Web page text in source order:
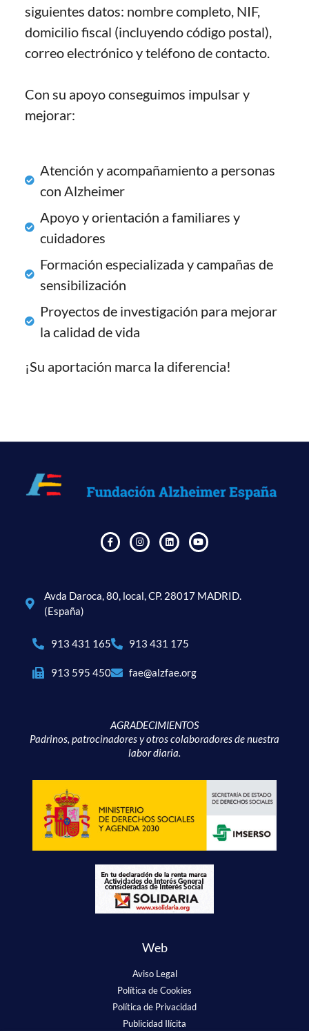
siguientes datos: nombre completo, NIF,
domicilio fiscal (incluyendo código postal),
correo electrónico y teléfono de contacto.
Con su apoyo conseguimos impulsar y
mejorar:
Atención y acompañamiento a personas
con Alzheimer
Apoyo y orientación a familiares y
cuidadores
Formación especializada y campañas de
sensibilización
Proyectos de investigación para mejorar
la calidad de vida
¡Su aportación marca la diferencia!
Avda Daroca, 80, local, CP. 28017 MADRID.
(España)
913 431 165 913 431 175
913 595 450 fae@alzfae.org
AGRADECIMIENTOS
Padrinos, patrocinadores y otros colaboradores de nuestra
labor diaria.
Web
Aviso Legal
Política de Cookies
Política de Privacidad
Publicidad Ilícita